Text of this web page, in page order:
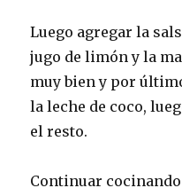
Luego agregar la
jugo de limón y la
muy bien y por
la leche de coco,
el resto.
Continuar